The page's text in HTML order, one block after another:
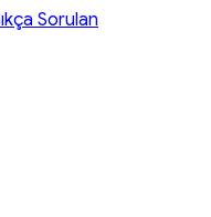
Sorulan